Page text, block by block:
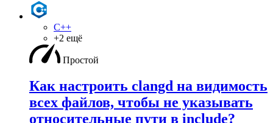
C++
+2 ещё
Простой
Как настроить clangd на видимость
всех файлов, чтобы не указывать
относительные пути в include?